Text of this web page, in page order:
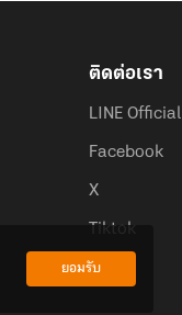
ติดต่อเรา
LINE Official
Facebook
X
Tiktok
ยอมรับ